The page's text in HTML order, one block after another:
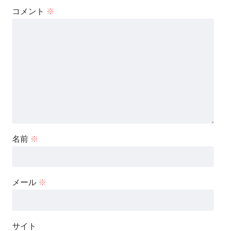
コメント ※
名前 ※
メール ※
サイト